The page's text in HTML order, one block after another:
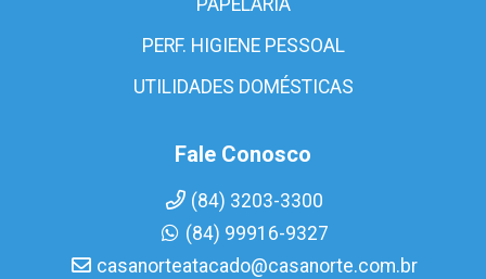
PAPELARIA
PERF. HIGIENE PESSOAL
UTILIDADES DOMÉSTICAS
Fale Conosco
(84) 3203-3300
(84) 99916-9327
casanorteatacado@casanorte.com.br